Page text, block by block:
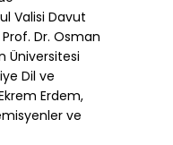
Valisi Davut
Dr. Osman
Üniversitesi
Dil ve
Erdem,
ve